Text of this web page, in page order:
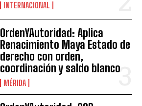
INTERNACIONAL
OrdenYAutoridad: Aplica
Renacimiento Maya Estado de
derecho con orden,
coordinación y saldo blanco
MÉRIDA